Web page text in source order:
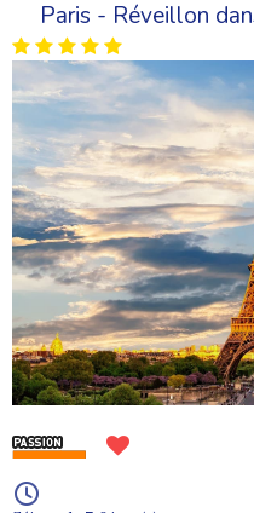
Paris - Réveillon